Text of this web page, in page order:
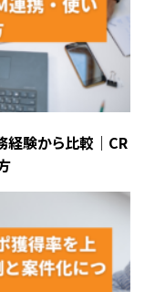
験から比較｜CR